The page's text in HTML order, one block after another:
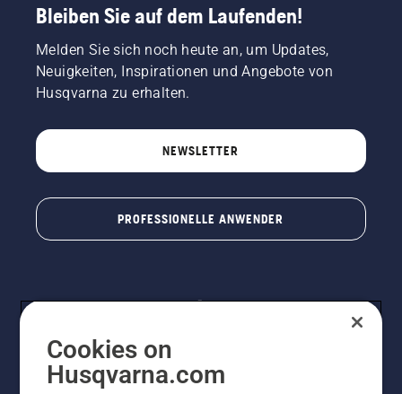
Bleiben Sie auf dem Laufenden!
Melden Sie sich noch heute an, um Updates,
Neuigkeiten, Inspirationen und Angebote von
Husqvarna zu erhalten.
NEWSLETTER
PROFESSIONELLE ANWENDER
Cookies on
Husqvarna.com